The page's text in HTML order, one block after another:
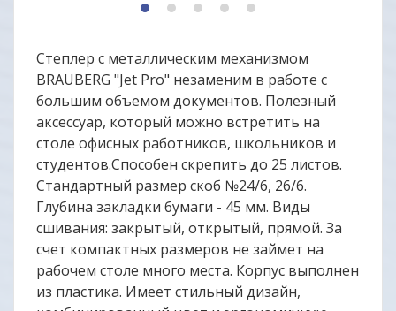
1 2 3 4 5
Cтеплер с металлическим механизмом
BRAUBERG "Jet Pro" незаменим в работе с
большим объемом документов. Полезный
аксессуар, который можно встретить на
столе офисных работников, школьников и
студентов.Способен скрепить до 25 листов.
Стандартный размер скоб №24/6, 26/6.
Глубина закладки бумаги - 45 мм. Виды
сшивания: закрытый, открытый, прямой. За
счет компактных размеров не займет на
рабочем столе много места. Корпус выполнен
из пластика. Имеет стильный дизайн,